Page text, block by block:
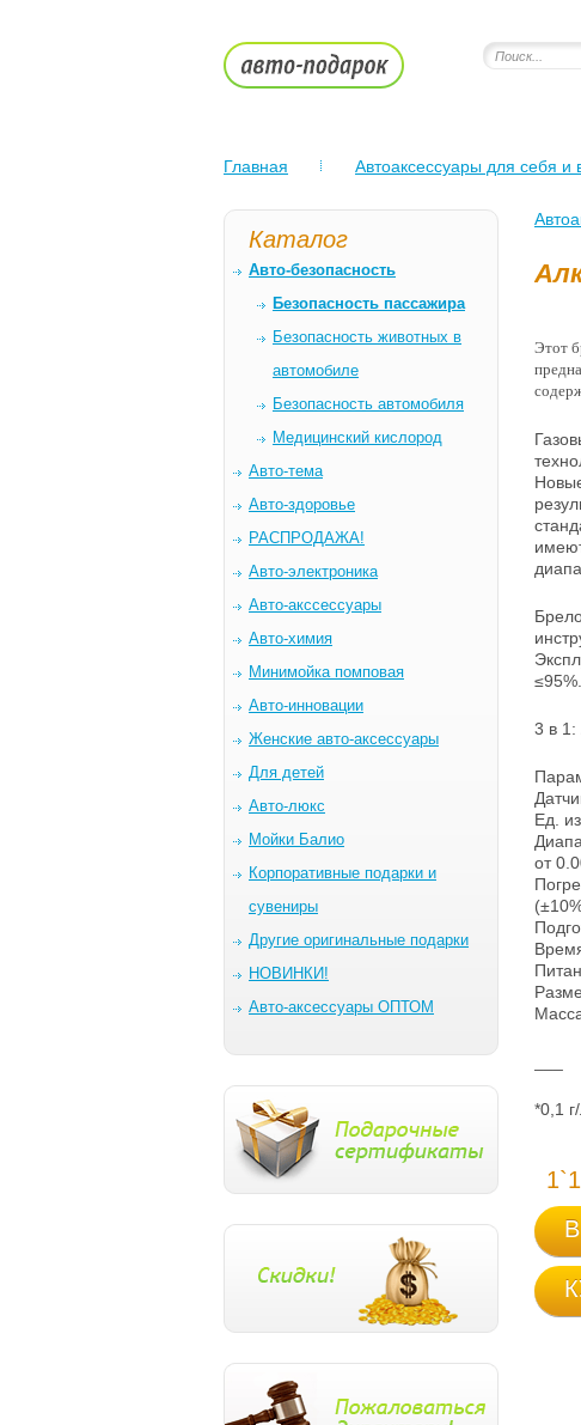
Главная Автоаксессуары для себя и
Каталог
Авто-безопасность
Безопасность пассажира
Безопасность животных в
автомобиле
Безопасность автомобиля
Медицинский кислород
Авто-тема
Авто-здоровье
РАСПРОДАЖА!
Авто-электроника
Авто-акссессуары
Авто-химия
Минимойка помповая
Авто-инновации
Женские авто-аксессуары
Для детей
Авто-люкс
Мойки Балио
Корпоративные подарки и
сувениры
Другие оригинальные подарки
НОВИНКИ!
Авто-аксессуары ОПТОМ
Этот
≤95%.
3 в 1:
Ед.
от
*0,1